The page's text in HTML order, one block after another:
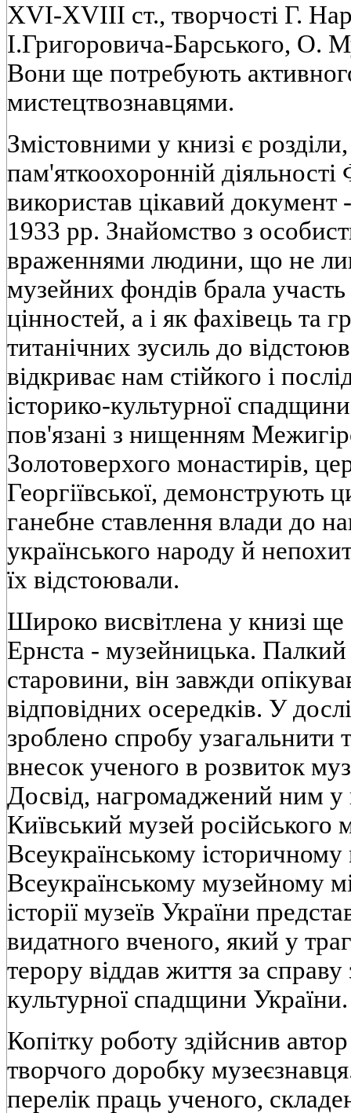
XVI-XVIII ст., творчості Г.
І.Григоровича-Барського, О.
Вони ще потребують
мистецтвознавцями.
Змістовними у книзі є
пам'яткоохоронній
використав цікавий
1933 рр. Знайомство з
враженнями людини, що не
музейних фондів брала
цінностей, а і як фахівець та
титанічних зусиль до
відкриває нам стійкого і
історико-культурної
пов'язані з нищенням
Золотоверхого монастирів,
Георгіївської, демонструють
ганебне ставлення влади до
українського народу й
їх відстоювали.
Широко висвітлена у книзі ще
Ернста - музейницька. Палкий
старовини, він завжди
відповідних осередків. У
зроблено спробу узагальнити
внесок ученого в розвиток
Досвід, нагромаджений ним у
Київський музей російського
Всеукраїнському
Всеукраїнському музейному
історії музеїв України
видатного вченого, який у
терору віддав життя за
культурної спадщини України.
Копітку роботу здійснив
творчого доробку
перелік праць ученого,